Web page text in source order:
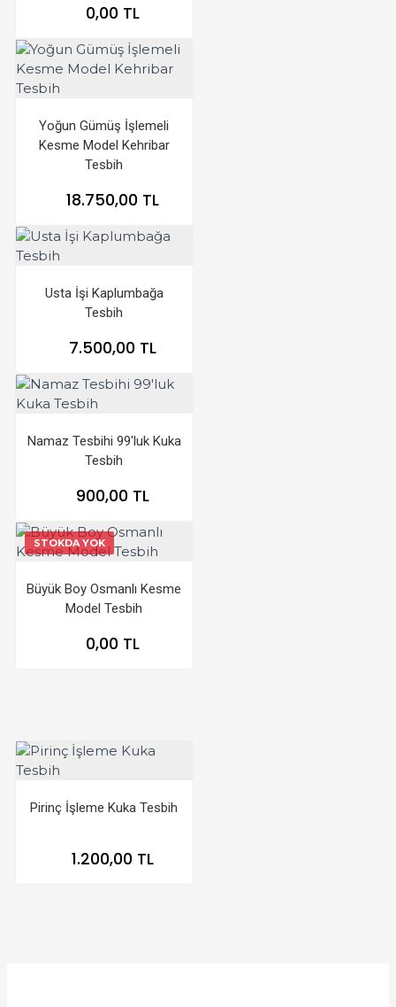
0,00 TL
Yoğun Gümüş İşlemeli
Kesme Model Kehribar
Tesbih
18.750,00 TL
Usta İşi Kaplumbağa
Tesbih
7.500,00 TL
Namaz Tesbihi 99'luk Kuka
Tesbih
900,00 TL
STOKDA YOK
Büyük Boy Osmanlı Kesme
Model Tesbih
0,00 TL
Pirinç İşleme Kuka Tesbih
1.200,00 TL